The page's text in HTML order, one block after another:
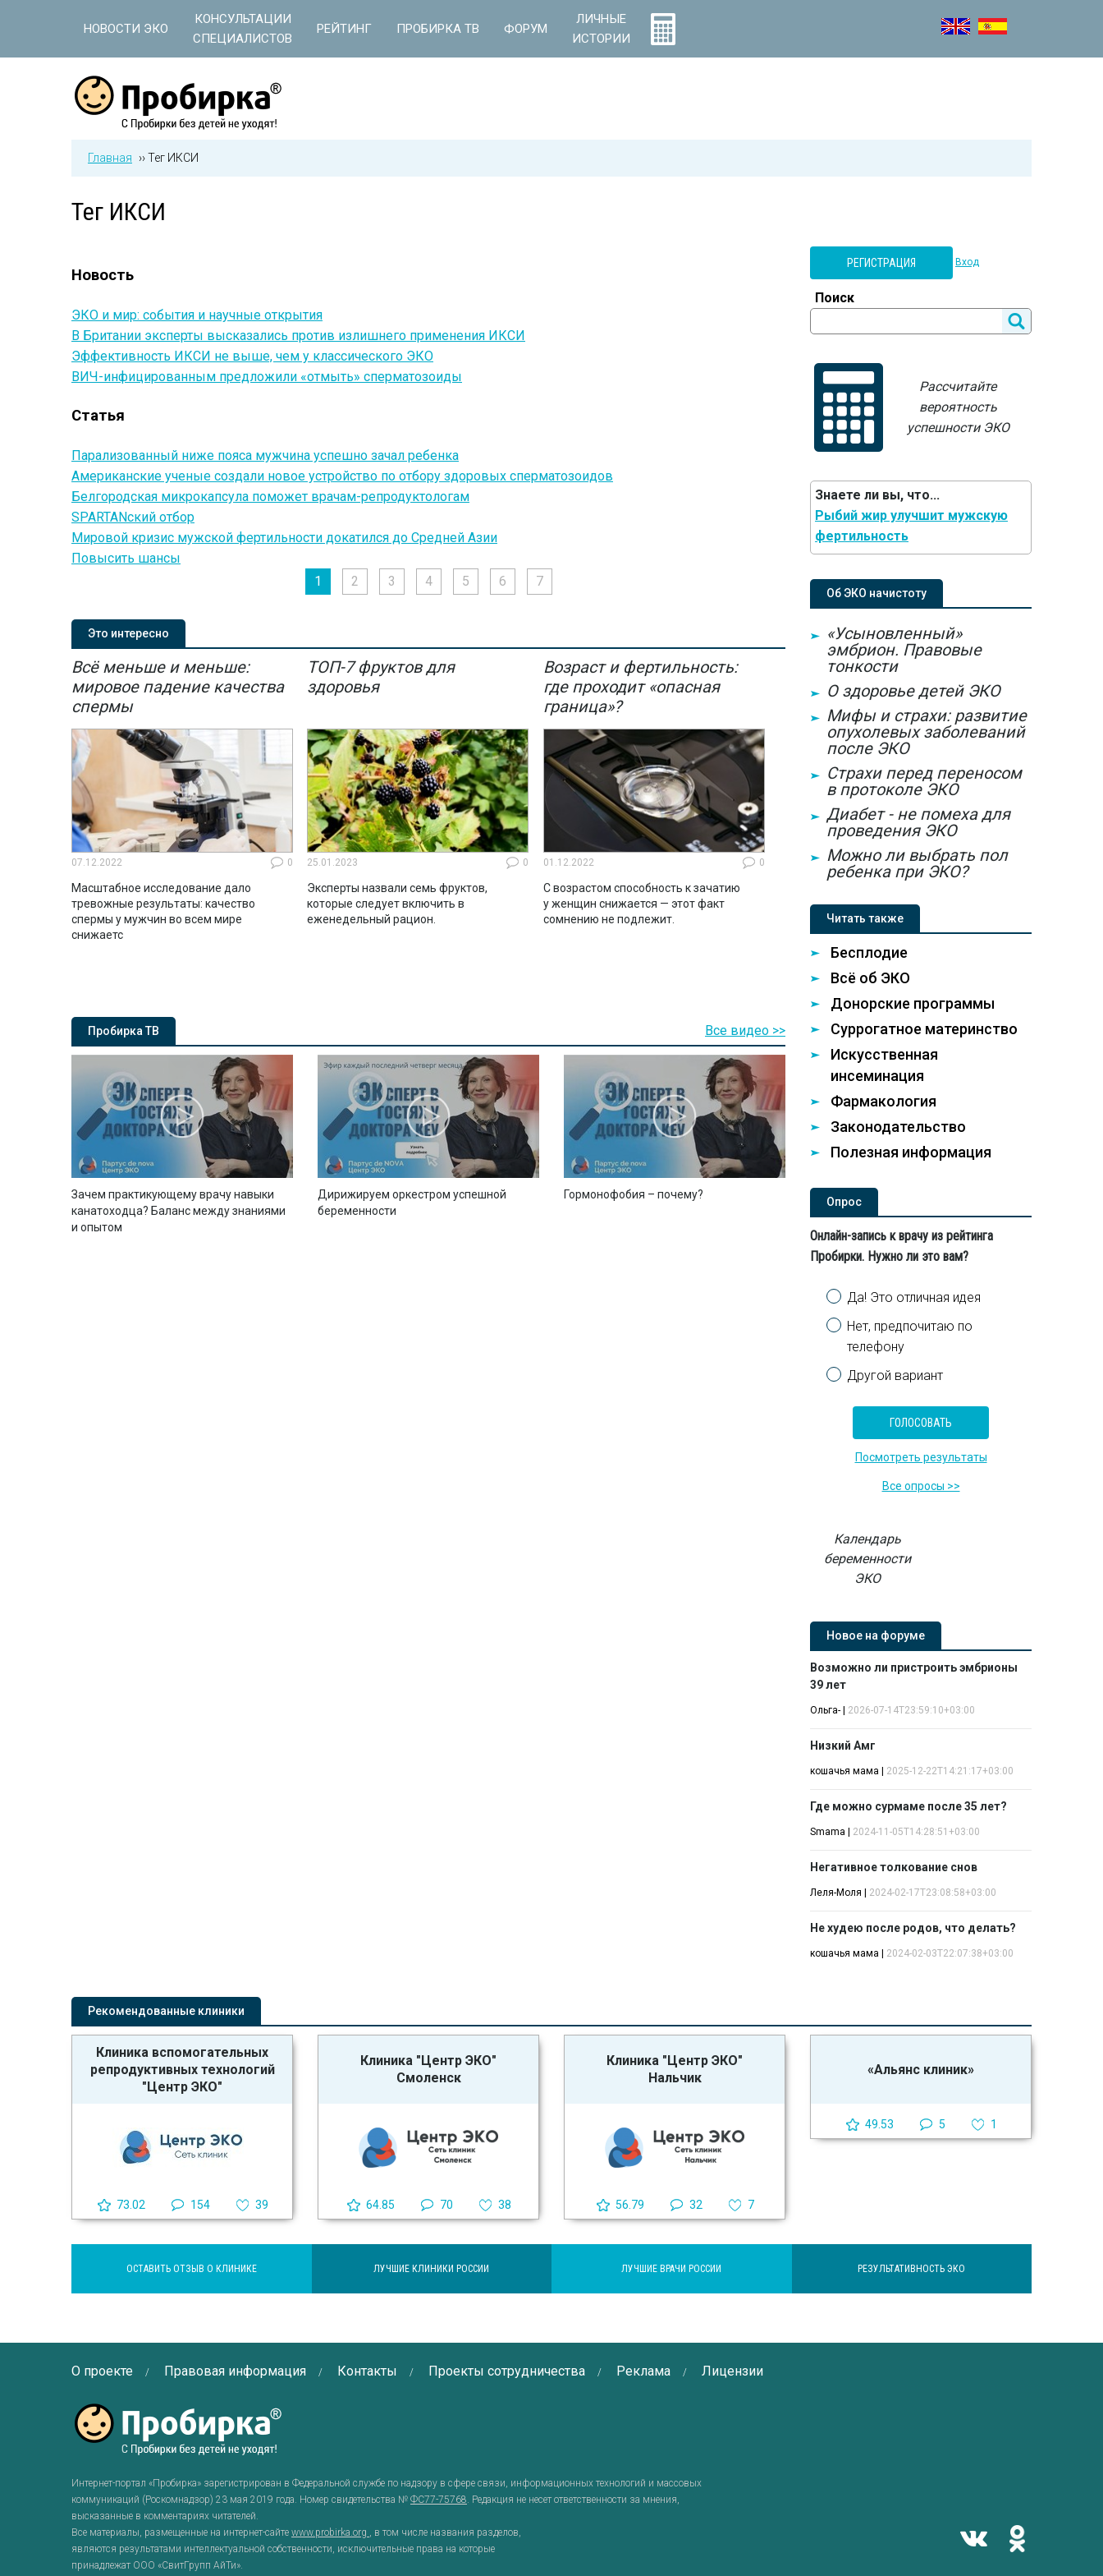
НОВОСТИ ЭКО
КОНСУЛЬТАЦИИ
СПЕЦИАЛИСТОВ
РЕЙТИНГ ПРОБИРКА ТВ ФОРУМ
ЛИЧНЫЕ
ИСТОРИИ
Главная ››Тег ИКСИ
Тег ИКСИ
Новость
ЭКО и мир: события и научные открытия
В Британии эксперты высказались против излишнего применения ИКСИ
Эффективность ИКСИ не выше, чем у классического ЭКО
ВИЧ-инфицированным предложили «отмыть» сперматозоиды
Статья
Парализованный ниже пояса мужчина успешно зачал ребенка
Американские ученые создали новое устройство по отбору здоровых сперматозоидов
Белгородская микрокапсула поможет врачам-репродуктологам
SPARTANский отбор
Мировой кризис мужской фертильности докатился до Средней Азии
Повысить шансы
1
2 3 4 5 6 7
Это интересно
Всё меньше и меньше:
мировое падение качества
спермы
07.12.2022 0
Масштабное исследование дало
тревожные результаты: качество
спермы у мужчин во всем мире
снижаетс
ТОП-7 фруктов для
здоровья
25.01.2023 0
Эксперты назвали семь фруктов,
которые следует включить в
еженедельный рацион.
Возраст и фертильность:
где проходит «опасная
граница»?
01.12.2022 0
С возрастом способность к зачатию
у женщин снижается — этот факт
сомнению не подлежит.
РЕГИСТРАЦИЯ Вход
Поиск
Рассчитайте
вероятность
успешности ЭКО
Знаете ли вы, что...
Рыбий жир улучшит мужскую
фертильность
Об ЭКО начистоту
«Усыновленный»
эмбрион. Правовые
тонкости
О здоровье детей ЭКО
Мифы и страхи: развитие
опухолевых заболеваний
после ЭКО
Страхи перед переносом
в протоколе ЭКО
Диабет - не помеха для
проведения ЭКО
Можно ли выбрать пол
ребенка при ЭКО?
Читать также
Бесплодие
Всё об ЭКО
Донорские программы
Суррогатное материнство
Искусственная
инсеминация
Фармакология
Законодательство
Полезная информация
Опроc
Онлайн-запись к врачу из рейтинга
Пробирки. Нужно ли это вам?
Варианты
Да! Это отличная идея
Нет, предпочитаю по
телефону
Другой вариант
Посмотреть результаты
Все опросы >>
Календарь
беременности
ЭКО
Новое на форуме
Возможно ли пристроить эмбрионы
39 лет
Ольга- 2026-07-14T23:59:10+03:00
Низкий Амг
кошачья мама 2025-12-22T14:21:17+03:00
Где можно сурмаме после 35 лет?
Smama 2024-11-05T14:28:51+03:00
Негативное толкование снов
Леля-Моля 2024-02-17T23:08:58+03:00
Не худею после родов, что делать?
кошачья мама 2024-02-03T22:07:38+03:00
Пробирка ТВ
Зачем практикующему врачу навыки
канатоходца? Баланс между знаниями
и опытом
Дирижируем оркестром успешной
беременности
Гормонофобия – почему?
Все видео >>
Рекомендованные клиники
Клиника вспомогательных
репродуктивных технологий
"Центр ЭКО"
73.02 154 39
Клиника "Центр ЭКО"
Смоленск
64.85 70 38
Клиника "Центр ЭКО"
Нальчик
56.79 32 7
«Альянс клиник»
49.53 5 1
ОСТАВИТЬ ОТЗЫВ О КЛИНИКЕ ЛУЧШИЕ КЛИНИКИ РОССИИ ЛУЧШИЕ ВРАЧИ РОССИИ РЕЗУЛЬТАТИВНОСТЬ ЭКО
О проекте Правовая информация Контакты Проекты сотрудничества Реклама Лицензии
Интернет-портал «Пробирка» зарегистрирован в Федеральной службе по надзору в сфере связи, информационных технологий и массовых
коммуникаций (Роскомнадзор) 23 мая 2019 года. Номер свидетельства № ФС77-75768. Редакция не несет ответственности за мнения,
высказанные в комментариях читателей.
Все материалы, размещенные на интернет-сайте www.probirka.org , в том числе названия разделов,
являются результатами интеллектуальной собственности, исключительные права на которые
принадлежат ООО «СвитГрупп АйТи».